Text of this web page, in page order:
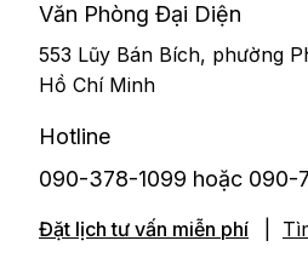
hơn
​Văn Phòng Đại Diện
553 Lũy Bán Bích, phường
Hồ Chí Minh
Hotline
090-378-1099 hoặc 090-
Đặt lịch tư vấn miễn phí